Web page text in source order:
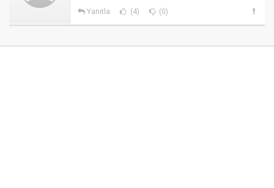
Yanıtla (4) (0)